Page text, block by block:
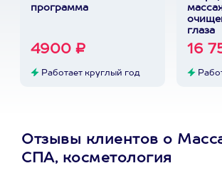
программа
4900 ₽
Работает круглый год
глаза
16
Отзывы клиентов о
СПА, косметология